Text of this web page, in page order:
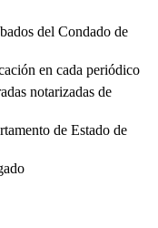
del Condado de
en cada periódico
notarizadas de
de Estado de